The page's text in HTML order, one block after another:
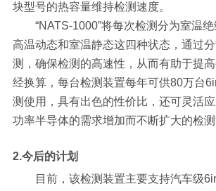
块型号的热容量维持检测速度。
“NATS-1000”将每次检测分为室温绝
高温动态和室温静态这四种状态，通过
测，确保检测的高速性，从而有助于提高
经换算，每台检测装置每年可供80万台
测使用，具有出色的性价比，还可灵活
功率半导体的需求增加而不断扩大的检测
2.今后的计划
目前，该检测装置主要支持汽车级